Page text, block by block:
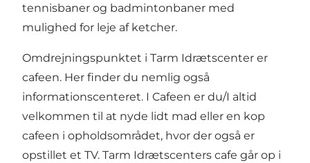
tennisbaner og badmintonbaner med
mulighed for leje af ketcher.
Omdrejningspunktet i Tarm Idrætscenter er
cafeen. Her finder du nemlig også
informationscenteret. I Cafeen er du/I altid
velkommen til at nyde lidt mad eller en kop
cafeen i opholdsområdet, hvor der også er
opstillet et TV. Tarm Idrætscenters cafe går op i